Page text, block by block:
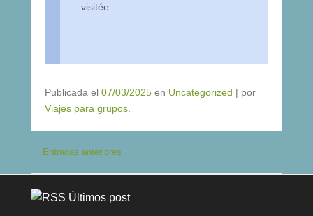
visitée.
Publicada el 07/03/2025 en Uncategorized | por
Viajes para grupos
Navegación de entradas
← Entradas anteriores
Últimos post